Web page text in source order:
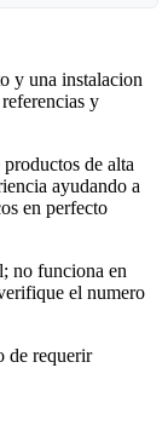
y una instalacion
y
de alta
ayudando a
en perfecto
no funciona en
el numero
de requerir